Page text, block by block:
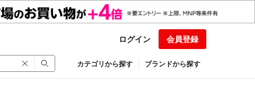
ログイン 会員登録
カテゴリから探す ブランドから探す